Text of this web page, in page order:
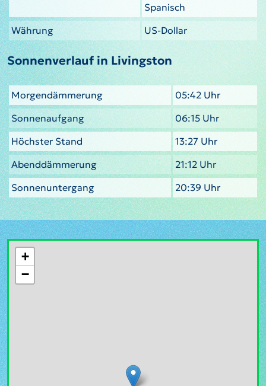
Spanisch
Währung
US-Dollar
Sonnenverlauf in Livingston
Morgendämmerung
05:42 Uhr
Sonnenaufgang
06:15 Uhr
Höchster Stand
13:27 Uhr
Abenddämmerung
21:12 Uhr
Sonnenuntergang
20:39 Uhr
+
−